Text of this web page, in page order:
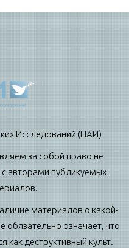
Исследований (ЦАИ)
за собой право не
с авторами публикуемых
материалов о какой-
обязательно означает, что
как деструктивный культ.